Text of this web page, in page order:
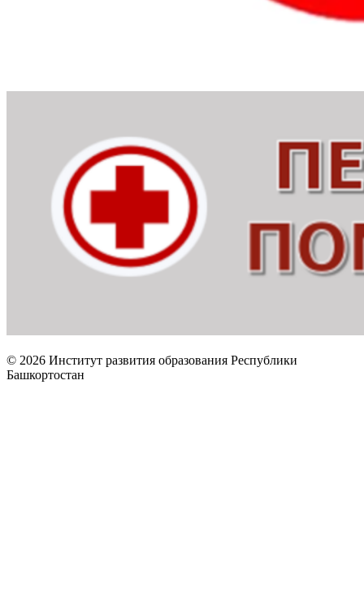
© 2026 Институт развития образования Республики
Башкортостан